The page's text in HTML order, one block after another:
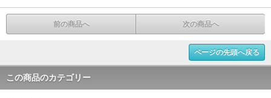
前の商品へ 次の商品へ
ページの先頭へ戻る
この商品のカテゴリー